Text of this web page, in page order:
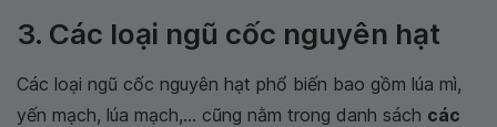
3. Các loại ngũ cốc nguyên hạt
Các loại ngũ cốc nguyên hạt phổ biến bao gồm lúa mì,
yến mạch, lúa mạch,... cũng nằm trong danh sách các